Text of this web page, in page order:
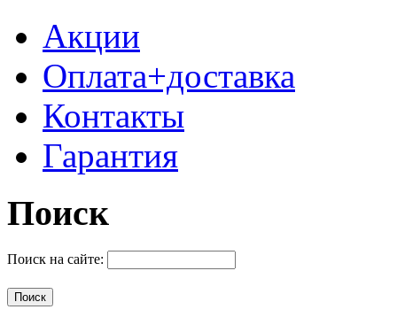
Акции
Оплата+доставка
Контакты
Гарантия
Поиск
Поиск на сайте: